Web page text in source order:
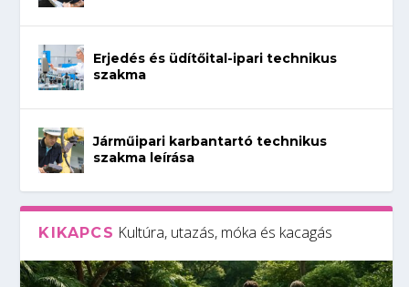
Erjedés és üdítőital-ipari technikus
szakma
Járműipari karbantartó technikus
szakma leírása
KIKAPCS Kultúra, utazás, móka és kacagás